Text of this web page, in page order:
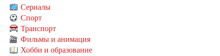
Сериалы
Спорт
Транспорт
Фильмы и анимация
Хобби и образование